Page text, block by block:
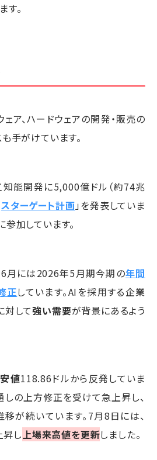
す。
ア、ハードウェアの開発・販売の
手がけています。
知能開発に5,000億ドル（約74兆
スターゲート計画 」を発表していま
加しています。
6月には2026年5月期今期の年間
正しています。AIを採用する企業
対して強い需要が背景にあるよう
値118.86ドルから反発していま
しの上方修正を受けて急上昇し、
が続いています。7月8日には、
し上場来高値を更新しました。